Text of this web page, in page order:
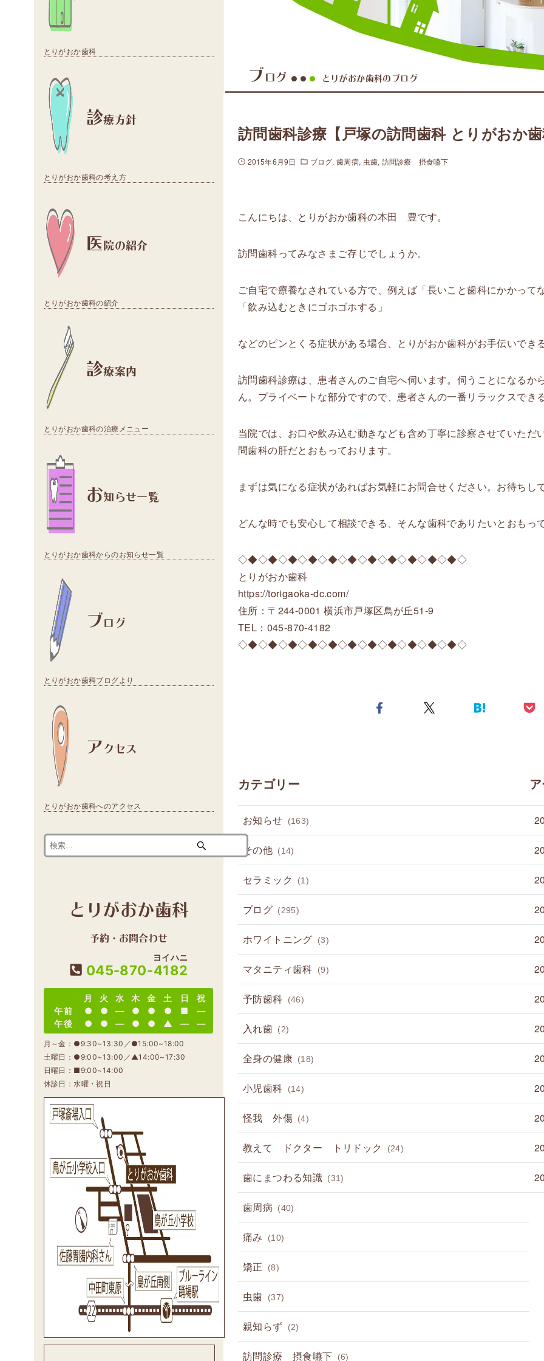
ブログ ●● ● とりがおか歯科のブログ
訪問歯科診療【戸塚の訪問歯科 とりがおか
2015年6月9日 ブログ 歯周病 虫歯 訪問診療 摂食嚥下
こんにちは、とりがおか歯科の本田 豊です。
訪問歯科ってみなさまご存じでしょうか。
ご自宅で療養なされている方で、例えば「長いこと歯科にかか
「飲み込むときにゴホゴホする」
などのピンとくる症状がある場合、とりがおか歯科がお手伝いでき
訪問歯科診療は、患者さんのご自宅へ伺います。伺うことになる
ん。プライベートな部分ですので、患者さんの一番リラックスでき
当院では、お口や飲み込む動きなども含め丁寧に診察させていた
問歯科の肝だとおもっております。
まずは気になる症状があればお気軽にお問合せください。お待ちし
どんな時でも安心して相談できる、そんな歯科でありたいとおもっ
◇◆◇◆◇◆◇◆◇◆◇◆◇◆◇◆◇◆◇◆◇◆◇
とりがおか歯科
https://torigaoka-dc.com/
住所：〒244-0001 横浜市戸塚区鳥が丘51-9
TEL：045-870-4182
◇◆◇◆◇◆◇◆◇◆◇◆◇◆◇◆◇◆◇◆◇◆◇
カテゴリー
お知らせ (163)
その他 (14)
セラミック (1)
ブログ (295)
ホワイトニング (3)
マタニティ歯科 (9)
予防歯科 (46)
入れ歯 (2)
全身の健康 (18)
小児歯科 (14)
怪我 外傷 (4)
教えて ドクター トリドック (24)
歯にまつわる知識 (31)
歯周病 (40)
痛み (10)
矯正 (8)
虫歯 (37)
親知らず (2)
訪問診療 摂食嚥下 (6)
とりがおか歯科
診療方針
とりがおか歯科の考え方
医院の紹介
とりがおか歯科の紹介
診療案内
とりがおか歯科の治療メニュー
お知らせ一覧
とりがおか歯科からのお知らせ一覧
ブログ
とりがおか歯科ブログより
アクセス
とりがおか歯科へのアクセス
とりがおか歯科
予約・お問合わせ
045-870-4182
ヨイハニ
月 火 水 木 金 土 日
祝
午前
● ● ― ● ● ● ■
―
午後
● ● ― ● ● ▲ ― ―
月～金：●9:30~13:30／●15:00~18:00
土曜日：●9:00~13:00／▲14:00~17:30
日曜日：■9:00~14:00
休診日：水曜・祝日